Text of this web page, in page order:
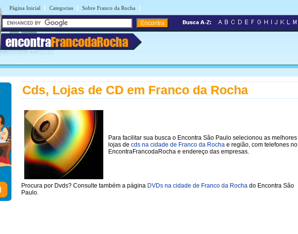
Página Inicial | Categorias | Sobre Franco da Rocha |
encontraFrancodaRocha
Cds, Lojas de CD em Franco da Rocha
Para facilitar sua busca o Encontra São Paulo selecionou as melhores
lojas de cds na cidade de Franco da Rocha e região, com telefones no
EncontraFrancodaRocha e endereço das empresas.
Procura por Dvds? Consulte também a página DVDs na cidade de Franco da Rocha do Encontra São
Paulo.